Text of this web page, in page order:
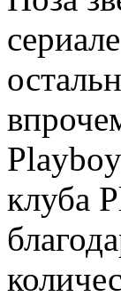
клуба